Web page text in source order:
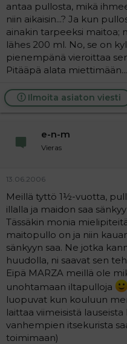
antaa pullosta, mikä
niin aikaisin...? Ja kun
ainakin tarpeeksi maitoa;
lähes 200 ml. No, se on
pienempänä vieroittaa
Pitääpä alata miettimään...
Ilmoita asiaton viesti
e-n-m
Vieras
13.06.2006
Meillä tyttö 1½-vuotta,
illalla ja maidon saa
Tässäkin monia
maitopullo on ja niin
sänkyyn saa. Ne jotka
huudolla, ni saavat sen
Eipä MARZA meillä ole
unohtamaan iltapulloja
luopuvat kun kouluun
laittaa viimeisistä
vanhempien itsekurista
toimimaan)